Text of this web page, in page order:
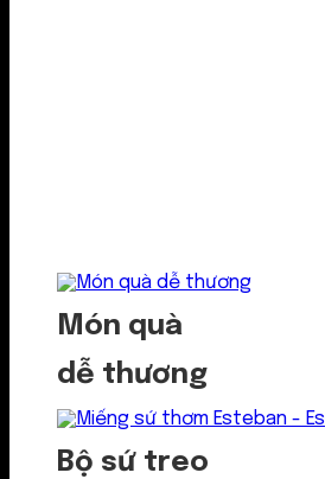
Món quà
dễ thương
Bộ sứ treo